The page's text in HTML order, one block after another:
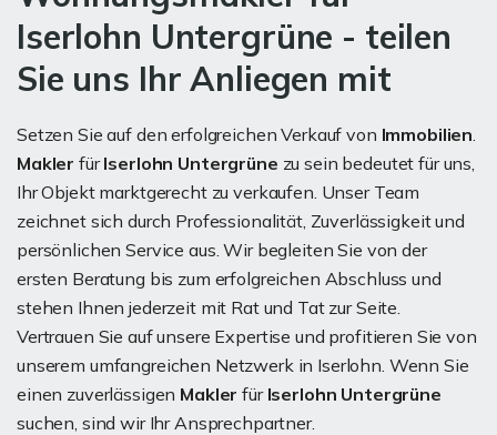
Iserlohn Untergrüne - teilen
Sie uns Ihr Anliegen mit
Setzen Sie auf den erfolgreichen Verkauf von Immobilien
Makler fürIserlohn Untergrüne zu sein bedeutet für uns,
Ihr Objekt marktgerecht zu verkaufen. Unser Team
zeichnet sich durch Professionalität, Zuverlässigkeit und
persönlichen Service aus. Wir begleiten Sie von der
ersten Beratung bis zum erfolgreichen Abschluss und
stehen Ihnen jederzeit mit Rat und Tat zur Seite.
Vertrauen Sie auf unsere Expertise und profitieren Sie von
unserem umfangreichen Netzwerk in Iserlohn. Wenn Sie
einen zuverlässigen Maklerfür Iserlohn Untergrüne
suchen, sind wir Ihr Ansprechpartner.